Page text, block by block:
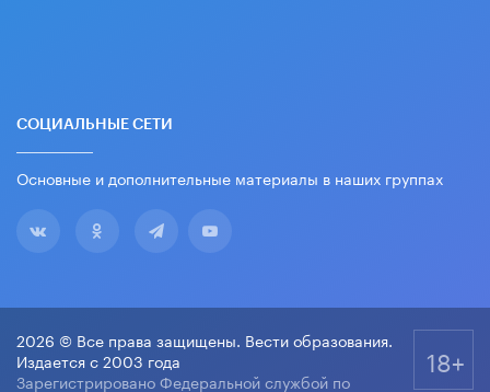
СОЦИАЛЬНЫЕ СЕТИ
Основные и дополнительные материалы в наших группах
2026 © Все права защищены. Вести образования.
Издается с 2003 года
Зарегистрировано Федеральной службой по
18+